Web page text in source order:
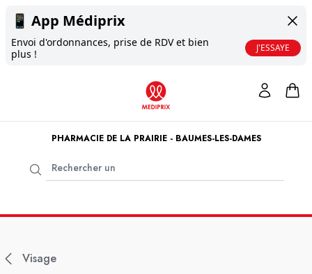
📱 App Médiprix
Envoi d'ordonnances, prise de RDV et bien
plus !
J'ESSAYE
PHARMACIE DE LA PRAIRIE - BAUMES-LES-DAMES
Visage